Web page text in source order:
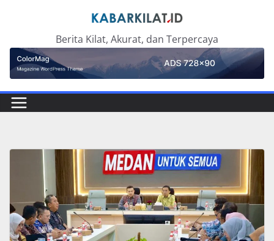
Berita Kilat, Akurat, dan Terpercaya